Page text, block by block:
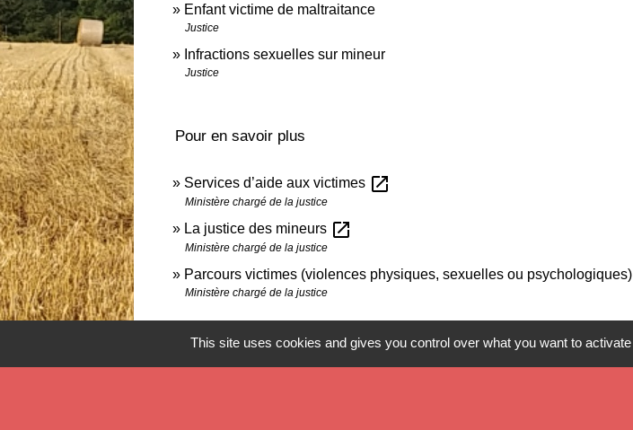
Enfant victime de maltraitance
Justice
Infractions sexuelles sur mineur
Justice
Pour en savoir plus
Services d’aide aux victimes open_in_new
Ministère chargé de la justice
La justice des mineurs open_in_new
Ministère chargé de la justice
Parcours victimes (violences physiques, sexuelles ou psychologiques)
Ministère chargé de la justice
This site uses cookies and gives you control over what you want to activate